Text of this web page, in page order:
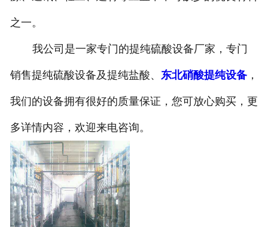
之一。
我公司是一家专门的提纯硫酸设备厂家，专门
销售提纯硫酸设备及提纯盐酸、 东北硝酸提纯设备，
我们的设备拥有很好的质量保证，您可放心购买，更
多详情内容，欢迎来电咨询。